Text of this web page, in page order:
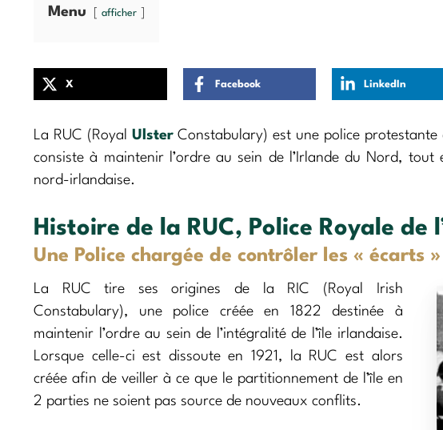
Menu afficher
X Facebook LinkedIn
La RUC (Royal UlsterConstabulary) est une police
consiste à maintenir l’ordre au sein de l’Irlande du Nord,
nord-irlandaise.
Histoire de la RUC, Police Royale de
Une Police chargée de contrôler les « écarts
La RUC tire ses origines de la RIC (Royal Irish
Constabulary), une police créée en 1822 destinée à
maintenir l’ordre au sein de l’intégralité de l’île irlandaise.
Lorsque celle-ci est dissoute en 1921, la RUC est alors
créée afin de veiller à ce que le partitionnement de l’île en
2 parties ne soient pas source de nouveaux conflits.